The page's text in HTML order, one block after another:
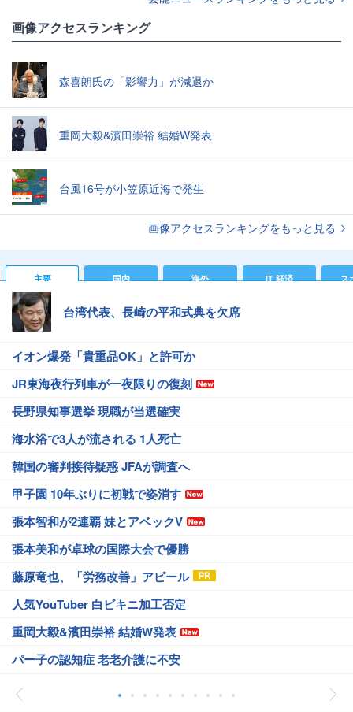
画像アクセスランキング
森喜朗氏の「影響力」が減退か
重岡大毅&濱田崇裕 結婚W発表
台風16号が小笠原近海で発生
画像アクセスランキングをもっと見る
主要 国内 海外 IT 経済 ス
台湾代表、長崎の平和式典を欠席
イオン爆発「貴重品OK」と許可か
JR東海夜行列車が一夜限りの復刻
長野県知事選挙 現職が当選確実
海水浴で3人が流される 1人死亡
韓国の審判接待疑惑 JFAが調査へ
甲子園 10年ぶりに初戦で姿消す
張本智和が2連覇 妹とアベックV
張本美和が卓球の国際大会で優勝
藤原竜也、「労務改善」アピール
人気YouTuber 白ビキニ加工否定
重岡大毅&濱田崇裕 結婚W発表
パー子の認知症 老老介護に不安